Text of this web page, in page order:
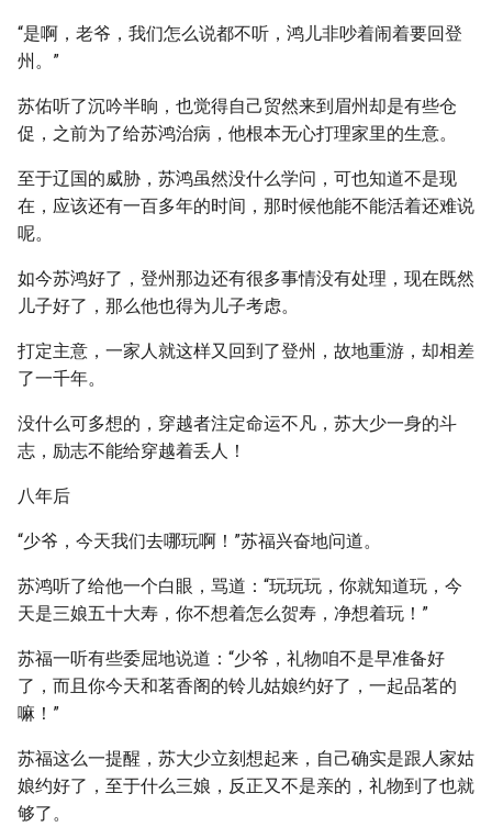
“是啊，老爷，我们怎么说都不听，鸿儿非吵着闹着要回登
州。”
苏佑听了沉吟半晌，也觉得自己贸然来到眉州却是有些仓
促，之前为了给苏鸿治病，他根本无心打理家里的生意。
至于辽国的威胁，苏鸿虽然没什么学问，可也知道不是现
在，应该还有一百多年的时间，那时候他能不能活着还难说
呢。
如今苏鸿好了，登州那边还有很多事情没有处理，现在既然
儿子好了，那么他也得为儿子考虑。
打定主意，一家人就这样又回到了登州，故地重游，却相差
了一千年。
没什么可多想的，穿越者注定命运不凡，苏大少一身的斗
志，励志不能给穿越着丢人！
八年后
“少爷，今天我们去哪玩啊！”苏福兴奋地问道。
苏鸿听了给他一个白眼，骂道：“玩玩玩，你就知道玩，今
天是三娘五十大寿，你不想着怎么贺寿，净想着玩！”
苏福一听有些委屈地说道：“少爷，礼物咱不是早准备好
了，而且你今天和茗香阁的铃儿姑娘约好了，一起品茗的
嘛！”
苏福这么一提醒，苏大少立刻想起来，自己确实是跟人家姑
娘约好了，至于什么三娘，反正又不是亲的，礼物到了也就
够了。